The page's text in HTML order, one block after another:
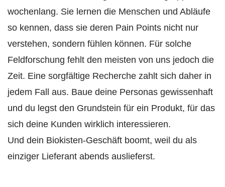
wochenlang. Sie lernen die Menschen und Abläufe
so kennen, dass sie deren Pain Points nicht nur
verstehen, sondern fühlen können. Für solche
Feldforschung fehlt den meisten von uns jedoch die
Zeit. Eine sorgfältige Recherche zahlt sich daher in
jedem Fall aus. Baue deine Personas gewissenhaft
und du legst den Grundstein für ein Produkt, für das
sich deine Kunden wirklich interessieren.
Und dein Biokisten-Geschäft boomt, weil du als
einziger Lieferant abends auslieferst.